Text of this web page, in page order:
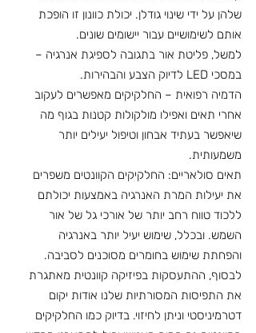
שלהן על ידי שינוי גודלן. יכולת כוונון זו הופכת
אותם לשימושיים עבור יישומים שונים.
למשל, פליטת אור בתגובה לספיגת אנרגיה –
במסכי LED לדיוק הצבע והבהירות.
הדמיה רפואית – החלקיקים מאפשרים לעקוב
אחרי תאים ואפילו מולקולות קטנות בגוף מה
שיאפשר בעתיד אבחון וטיפול יעילים יותר
משמעותית.
תאים סולאריים: החלקיקים הקוונטים משפרים
את יעילות המרת האנרגיה באמצעות יכולתם
ללכוד טווח רחב יותר של אורכי גל של אור
השמש. ובכלל, שימוש יעיל יותר באנרגיה
והפחתת שימוש בחומרים מסוכנים לסביבה.
לבסוף, ההתעסקות בפיזיקה קוונטית מאתגרת
את התפיסות המסורתיות שלנו אודות יקום
דטרמיניסטי וניתן לחיזוי. בדיוק כמו החלקיקים